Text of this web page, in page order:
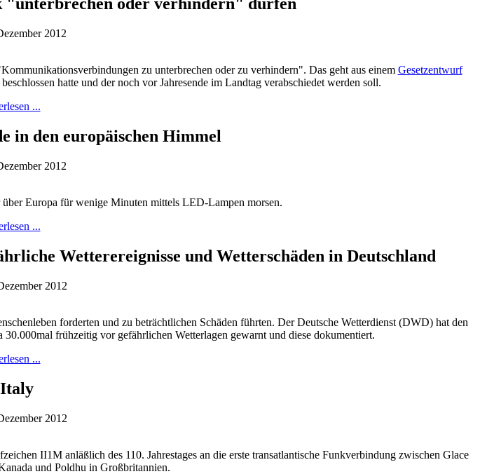
"unterbrechen oder verhindern" dürfen
2012
zu unterbrechen oder zu verhindern". Das geht aus einem Gesetzentwurf
hatte und der noch vor Jahresende im Landtag verabschiedet werden soll.
...
in den europäischen Himmel
2012
Europa für wenige Minuten mittels LED-Lampen morsen.
...
Wetterereignisse und Wetterschäden in Deutschland
2012
forderten und zu beträchtlichen Schäden führten. Der Deutsche Wetterdienst (DWD) hat den
frühzeitig vor gefährlichen Wetterlagen gewarnt und diese dokumentiert.
...
2012
II1M anläßlich des 110. Jahrestages an die erste transatlantische Funkverbindung zwischen Glace
und Poldhu in Großbritannien.